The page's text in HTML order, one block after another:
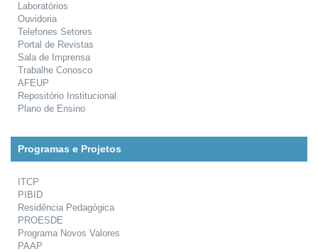
Laboratórios
Ouvidoria
Telefones Setores
Portal de Revistas
Sala de Imprensa
Trabalhe Conosco
AFEUP
Repositório Institucional
Plano de Ensino
Programas e Projetos
ITCP
PIBID
Residência Pedagógica
PROESDE
Programa Novos Valores
PAAP